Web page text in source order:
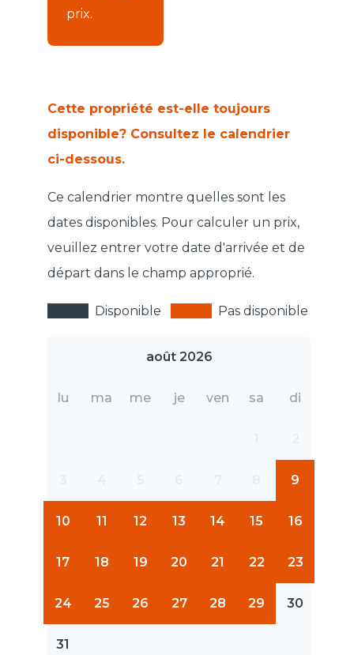
prix.
Cette propriété est-elle toujours
disponible? Consultez le calendrier
ci-dessous.
Ce calendrier montre quelles sont les
dates disponibles. Pour calculer un prix,
veuillez entrer votre date d'arrivée et de
départ dans le champ approprié.
Disponible Pas disponible
août 2026
lu ma me je ven sa di
9
10 11 12 13 14 15 16
17 18 19 20 21 22 23
24 25 26 27 28 29 30
31